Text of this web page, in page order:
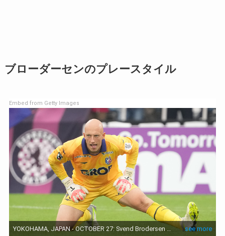
ブローダーセンのプレースタイル
Embed from Getty Images